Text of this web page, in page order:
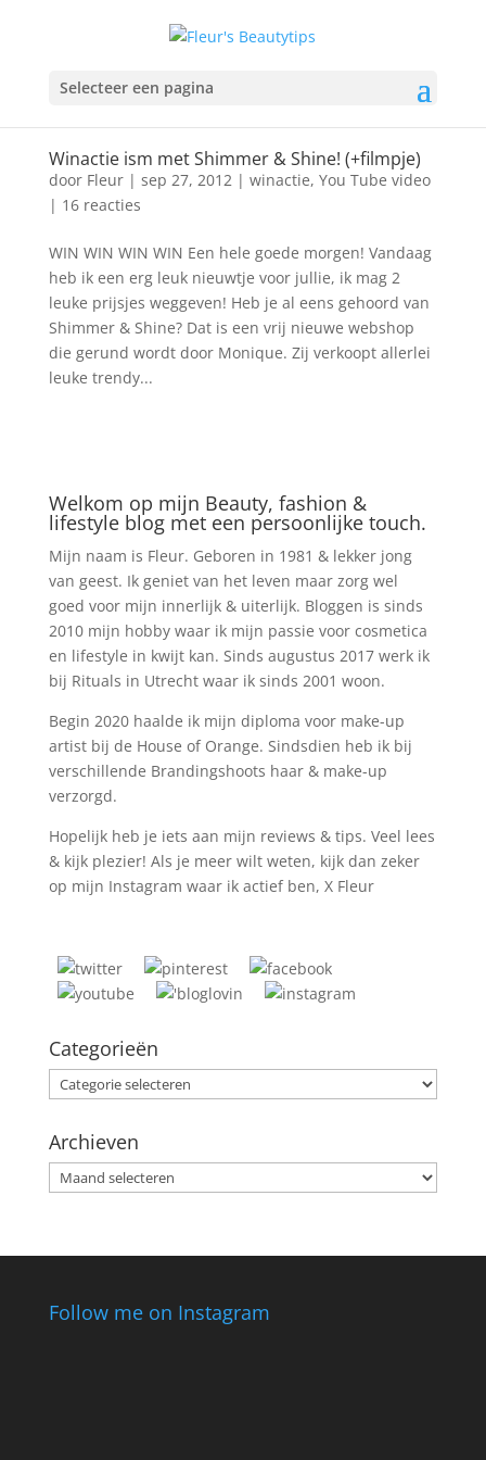
Selecteer een pagina
Winactie ism met Shimmer & Shine! (+filmpje)
door Fleur| sep 27, 2012| winactie, You Tube video
| 16 reacties
WIN WIN WIN WIN Een hele goede morgen! Vandaag
heb ik een erg leuk nieuwtje voor jullie, ik mag 2
leuke prijsjes weggeven! Heb je al eens gehoord van
Shimmer & Shine? Dat is een vrij nieuwe webshop
die gerund wordt door Monique. Zij verkoopt allerlei
leuke trendy...
Welkom op mijn Beauty, fashion &
lifestyle blog met een persoonlijke touch.
Mijn naam is Fleur. Geboren in 1981 & lekker jong
van geest. Ik geniet van het leven maar zorg wel
goed voor mijn innerlijk & uiterlijk. Bloggen is sinds
2010 mijn hobby waar ik mijn passie voor cosmetica
en lifestyle in kwijt kan. Sinds augustus 2017 werk ik
bij Rituals in Utrecht waar ik sinds 2001 woon.
Begin 2020 haalde ik mijn diploma voor make-up
artist bij de House of Orange. Sindsdien heb ik bij
verschillende Brandingshoots haar & make-up
verzorgd.
Hopelijk heb je iets aan mijn reviews & tips. Veel lees
& kijk plezier! Als je meer wilt weten, kijk dan zeker
op mijn Instagram waar ik actief ben, X Fleur
Categorieën
Categorieën
Archieven
Archieven
Follow me on Instagram